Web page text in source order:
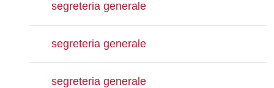
segreteria generale
segreteria generale
segreteria generale